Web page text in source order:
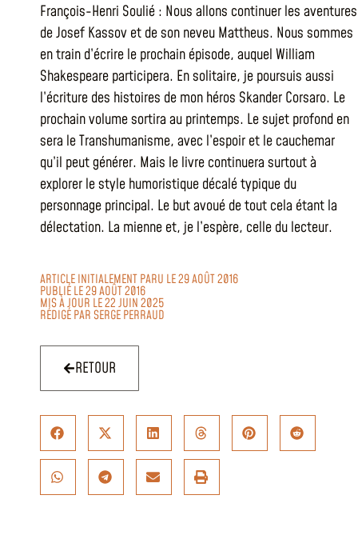
François-Henri Soulié : Nous allons continuer les aventures
de Josef Kassov et de son neveu Mattheus. Nous sommes
en train d’écrire le prochain épisode, auquel William
Shakespeare participera. En solitaire, je poursuis aussi
l’écriture des histoires de mon héros Skander Corsaro. Le
prochain volume sortira au printemps. Le sujet profond en
sera le Transhumanisme, avec l’espoir et le cauchemar
qu’il peut générer. Mais le livre continuera surtout à
explorer le style humoristique décalé typique du
personnage principal. Le but avoué de tout cela étant la
délectation. La mienne et, je l’espère, celle du lecteur.
ARTICLE INITIALEMENT PARU LE 29 AOÛT 2016
PUBLIÉ LE 29 AOÛT 2016
MIS À JOUR LE 22 JUIN 2025
RÉDIGÉ PARSERGE PERRAUD
RETOUR